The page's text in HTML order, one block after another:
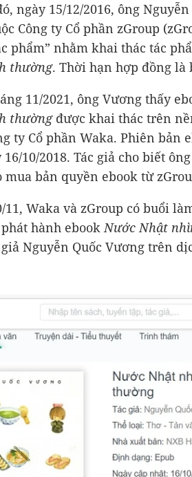
ngày 15/12/2016, ông
Công ty Cổ phần zGroup
phẩm” nhằm khai thác tác
thường. Thời hạn hợp đồng là
11/2021, ông Vương thấy
thườngđược khai thác trên
ty Cổ phần Waka. Phiên bản
16/10/2018. Tác giả cho biết
mua bản quyền ebook từ
11, Waka và zGroup có buổi
hành ebookNước Nhật
Nguyễn Quốc Vương trên